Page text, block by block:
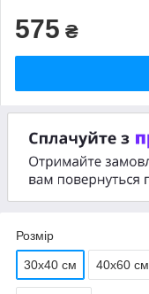
575 ₴
Розмір
30х40 см 40х60 см